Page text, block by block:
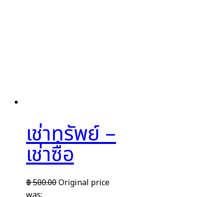
เช่าทรัพย์ –
เช่าซื้อ
฿500.00Original price